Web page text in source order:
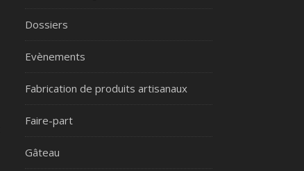
Dossiers
Evènements
Fabrication de produits artisanaux
Faire-part
Gâteau